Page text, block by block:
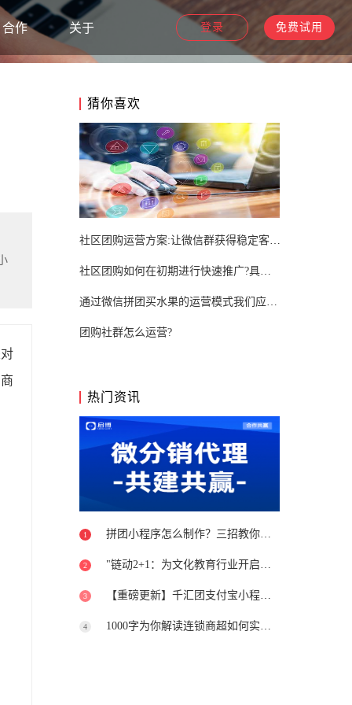
合作 关于 登录 免费试用
猜你喜欢
社区团购运营方案:让微信群获得稳定客户的策略
社区团购如何在初期进行快速推广?具体办法推荐!
通过微信拼团买水果的运营模式我们应当如何吸引客源?
团购社群怎么运营?
热门资讯
1 拼团小程序怎么制作？三招教你避开坑
2 "链动2+1：为文化教育行业开启新篇章"
3 【重磅更新】千汇团支付宝小程序上线
4 1000字为你解读连锁商超如何实现转型升级